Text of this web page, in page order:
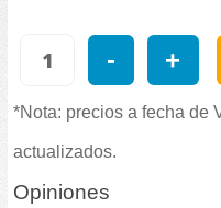
- +
*Nota: precios a fecha de
actualizados.
Opiniones